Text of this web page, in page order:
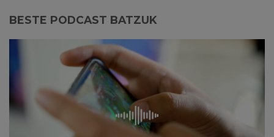
BESTE PODCAST BATZUK